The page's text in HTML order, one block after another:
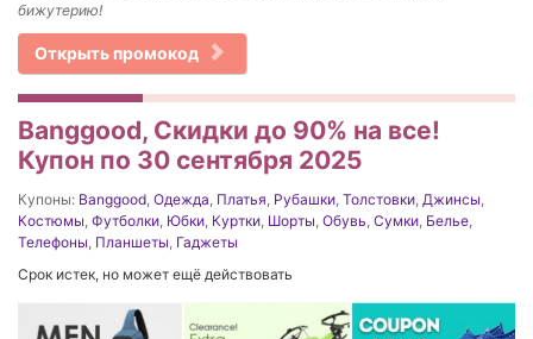
бижутерию!
Открыть промокод
Banggood, Скидки до 90% на все!
Купон по 30 сентября 2025
Купоны: Banggood, Одежда, Платья, Рубашки, Толстовки, Джинсы,
Костюмы, Футболки, Юбки, Куртки, Шорты, Обувь, Сумки, Белье,
Телефоны, Планшеты, Гаджеты
Срок истек, но может ещё действовать